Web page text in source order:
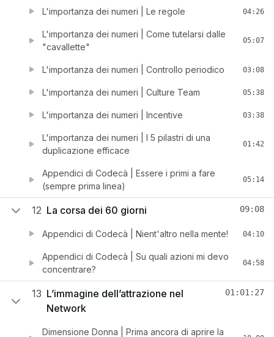
L'importanza dei numeri | Le regole 04:26
L'importanza dei numeri | Come tutelarsi dalle
"cavallette"
05:07
L'importanza dei numeri | Controllo periodico 03:08
L'importanza dei numeri | Culture Team 05:38
L'importanza dei numeri | Incentive 03:38
L'importanza dei numeri | I 5 pilastri di una
duplicazione efficace
01:42
Appendici di Codecà | Essere i primi a fare
(sempre prima linea)
05:14
12 La corsa dei 60 giorni 09:08
Appendici di Codecà | Nient'altro nella mente! 04:10
Appendici di Codecà | Su quali azioni mi devo
concentrare?
04:58
13 L’immagine dell’attrazione nel
Network
01:01:27
Dimensione Donna | Prima ancora di aprire la